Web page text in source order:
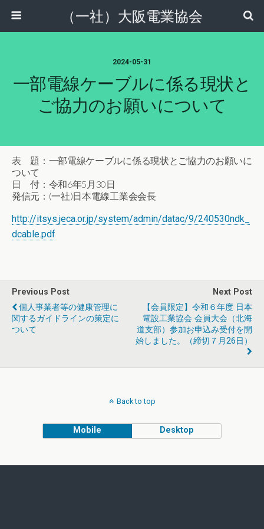
（一社）大阪電業協会
2024-05-31
一部電線ケーブルに係る現状と
ご協力のお願いについて
表 題：一部電線ケーブルに係る現状とご協力のお願いに
ついて
日 付：令和6年5月30日
発信元：(一社)日本電線工業会会長
http://itsys.jeca.or.jp/system/admin/datac/9/240530ndk_
dcable.pdf
Previous Post
個人事業者等の健康管理に
関するガイドラインの策定に
ついて
Next Post
【会員限定】令和６年度 日本
電設工業協会 会員大会（北海
道支部）参加お申込み受付を開
始しました。（締切７月26日）
Back to top
Mobile Desktop